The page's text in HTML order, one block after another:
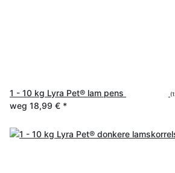
1 - 10 kg Lyra Pet® lam pens
weg 18,99 € *